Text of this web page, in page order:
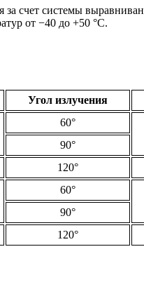
счет системы
от −40 до +50 °C.
Угол излучения
60°
90°
120°
60°
90°
120°